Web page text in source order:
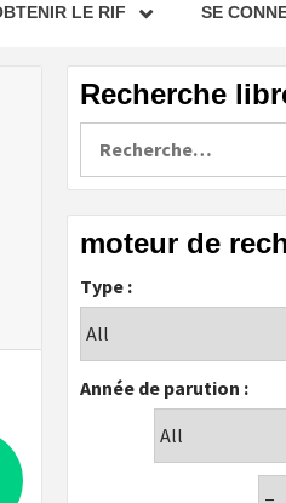
LE RIF SE
Recherche
moteur de
Type :
Année de parution :